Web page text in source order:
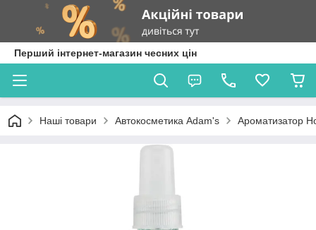
Перший інтернет-магазин чесних цін
Наші товари Автокосметика Adam's Ароматизатор